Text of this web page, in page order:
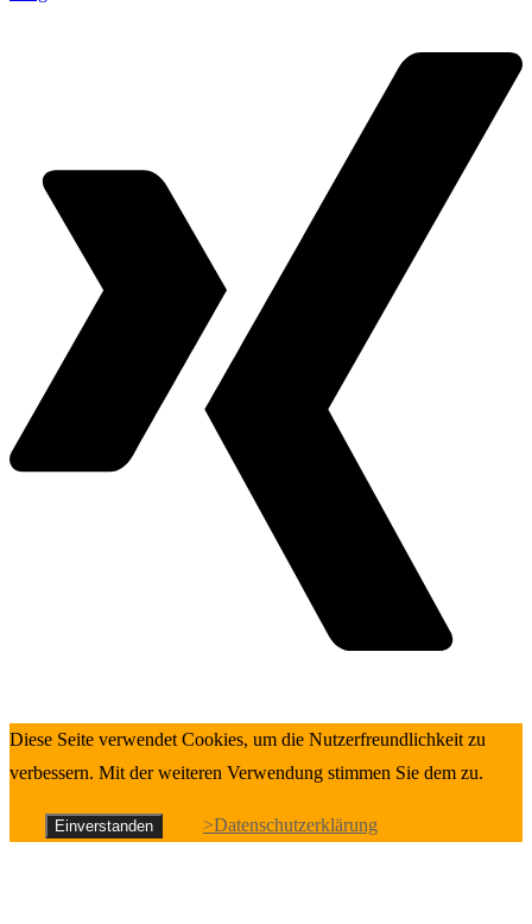
Diese Seite verwendet Cookies, um die Nutzerfreundlichkeit zu
verbessern. Mit der weiteren Verwendung stimmen Sie dem zu.
Einverstanden >Datenschutzerklärung